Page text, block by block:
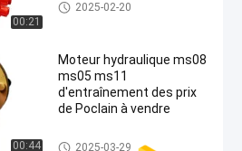
00:21
Moteur hydraulique d'entraîne
ment
2025-02-20
00:44
Moteur hydraulique ms08
ms05 ms11
d'entraînement des prix
de Poclain à vendre
Moteur hydraulique d'entraîne
2025-03-29